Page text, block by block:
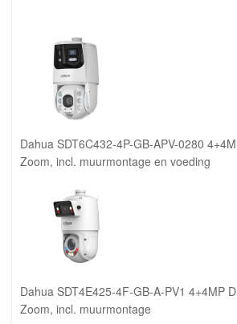
Dahua SDT6C432-4P-GB-APV-0280
Zoom, incl. muurmontage en voeding
Dahua SDT4E425-4F-GB-A-PV1 4+4MP
Zoom, incl. muurmontage